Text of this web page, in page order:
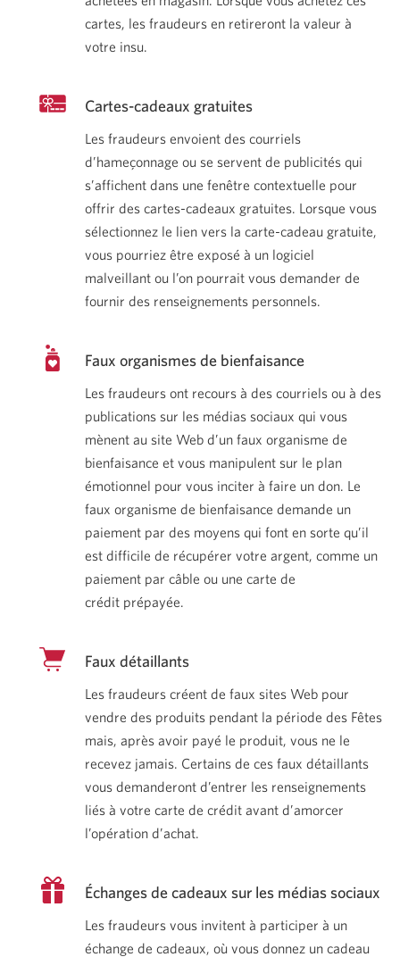
cartes, les fraudeurs en retireront la valeur à
votre insu.
Cartes-cadeaux gratuites
Les fraudeurs envoient des courriels
d’hameçonnage ou se servent de publicités qui
s’affichent dans une fenêtre contextuelle pour
offrir des cartes-cadeaux gratuites. Lorsque vous
sélectionnez le lien vers la carte-cadeau gratuite,
vous pourriez être exposé à un logiciel
malveillant ou l’on pourrait vous demander de
fournir des renseignements personnels.
Faux organismesde bienfaisance
Les fraudeurs ont recours à des courriels ou à des
publications sur les médias sociaux qui vous
mènent au site Web d’un faux organisme de
bienfaisance et vous manipulent sur le plan
émotionnel pour vous inciter à faire un don. Le
faux organisme de bienfaisance demande un
paiement par des moyens qui font en sorte qu’il
est difficile de récupérer votre argent, comme un
paiement par câble ou une carte de
crédit prépayée.
Faux détaillants
Les fraudeurs créent de faux sites Web pour
vendre des produits pendant la période des Fêtes
mais, après avoir payé le produit, vous ne le
recevez jamais. Certains de ces faux détaillants
vous demanderont d’entrer les renseignements
liés à votre carte de crédit avant d’amorcer
l’opération d’achat.
Échanges de cadeaux sur les médias sociaux
Les fraudeurs vous invitent à participer à un
échange de cadeaux, où vous donnez un cadeau